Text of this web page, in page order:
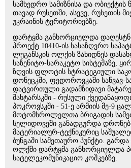
სამხედრო სამიზნისა და
თავად რუსეთში, ასევე, რუსეთის
უკრაინის ტერიტორიებზე.
დარტყმა განხორციელდა
პროექტ 10410-ის სასაზღვრო
ლუგანსკის ოლქის ზახიდნეს
საზენიტო-სარაკეტო სისტემაზე,
ზღვის ფლოტის სტრატეგიული
დონეცკში, ფედოროვკაში საწვავ-
დატვირთული გადამზიდავი
შახტარსკში - რუსული
პოკროვსკში - 51-ე არმიის მე-9
მოტომსროლელთა ბრიგადის
სელიდოვეში განადგურდა
მატერიალურ-ტექნიკურიც
ბუნგაში სამეთაურო პუნქტი.
ოლქში დარტყმა განხორციელდა
სატელეკომუნიკაციო კოშკებზე.